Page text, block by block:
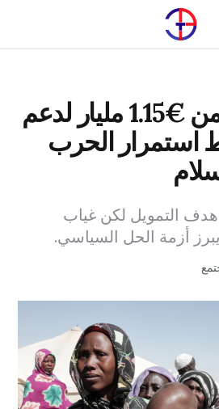
تعهدات بأكثر من €1.15 مليار لدعم
استمرار الحرب
هدف التمويل لكن غياب
أزمة الحل السياسي.